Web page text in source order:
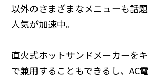
以外のさまざまなメニューも話
人気が加速中。
直火式ホットサンドメーカーを
で兼用することもできるし、AC